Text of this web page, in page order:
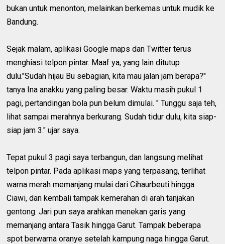
bukan untuk menonton, melainkan berkemas untuk mudik ke
Bandung.
Sejak malam, aplikasi Google maps dan Twitter terus
menghiasi telpon pintar. Maaf ya, yang lain ditutup
dulu."Sudah hijau Bu sebagian, kita mau jalan jam berapa?"
tanya Ina anakku yang paling besar. Waktu masih pukul 1
pagi, pertandingan bola pun belum dimulai. " Tunggu saja teh,
lihat sampai merahnya berkurang. Sudah tidur dulu, kita siap-
siap jam 3." ujar saya.
Tepat pukul 3 pagi saya terbangun, dan langsung melihat
telpon pintar. Pada aplikasi maps yang terpasang, terlihat
warna merah memanjang mulai dari Cihaurbeuti hingga
Ciawi, dan kembali tampak kemerahan di arah tanjakan
gentong. Jari pun saya arahkan menekan garis yang
memanjang antara Tasik hingga Garut. Tampak beberapa
spot berwarna oranye setelah kampung naga hingga Garut.